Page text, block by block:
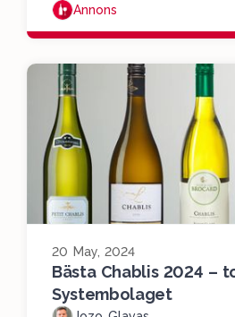
Annons
20 May, 2024
Bästa Chablis 2024 –
Systembolaget